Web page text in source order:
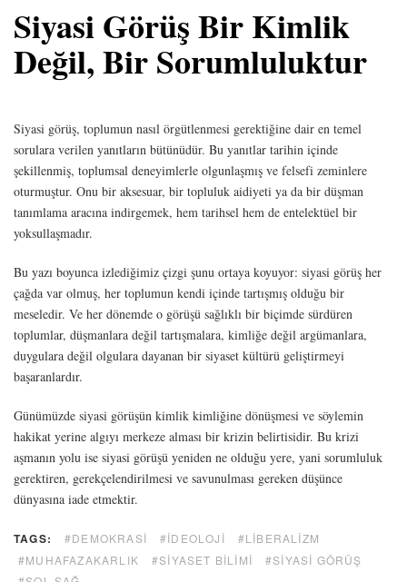
Siyasi Görüş Bir Kimlik
Değil, Bir Sorumluluktur
Siyasi görüş, toplumun nasıl örgütlenmesi gerektiğine dair en temel
sorulara verilen yanıtların bütünüdür. Bu yanıtlar tarihin içinde
şekillenmiş, toplumsal deneyimlerle olgunlaşmış ve felsefi zeminlere
oturmuştur. Onu bir aksesuar, bir topluluk aidiyeti ya da bir düşman
tanımlama aracına indirgemek, hem tarihsel hem de entelektüel bir
yoksullaşmadır.
Bu yazı boyunca izlediğimiz çizgi şunu ortaya koyuyor: siyasi görüş her
çağda var olmuş, her toplumun kendi içinde tartışmış olduğu bir
meseledir. Ve her dönemde o görüşü sağlıklı bir biçimde sürdüren
toplumlar, düşmanlara değil tartışmalara, kimliğe değil argümanlara,
duygulara değil olgulara dayanan bir siyaset kültürü geliştirmeyi
başaranlardır.
Günümüzde siyasi görüşün kimlik kimliğine dönüşmesi ve söylemin
hakikat yerine algıyı merkeze alması bir krizin belirtisidir. Bu krizi
aşmanın yolu ise siyasi görüşü yeniden ne olduğu yere, yani sorumluluk
gerektiren, gerekçelendirilmesi ve savunulması gereken düşünce
dünyasına iade etmektir.
TAGS: #DEMOKRASI #IDEOLOJI
#LIBERALIZM
#MUHAFAZAKARLIK
#SIYASET BILIMI
#SIYASI GÖRÜŞ